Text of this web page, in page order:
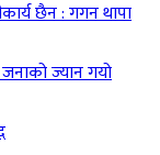
छैन : गगन थापा
ज्यान गयो